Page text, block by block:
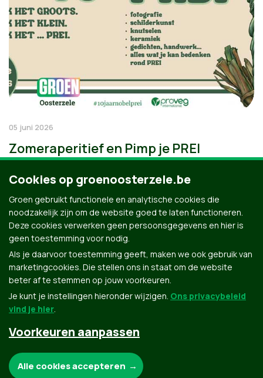
05 juni 2026
Zomeraperitief en Pimp je PREI
Groen.be
Cookies op groenoosterzele.be
Groen gebruikt functionele en analytische cookies die
noodzakelijk zijn om de website goed te laten functioneren.
Deze cookies verwerken geen persoonsgegevens en hier is
geen toestemming voor nodig.
Als je daarvoor toestemming geeft, maken we ook gebruik van
marketingcookies. Die stellen ons in staat om de website
beter af te stemmen op jouw voorkeuren.
Je kunt je instellingen hieronder wijzigen. Ons privacybeleid
vind je hier.
Voorkeuren aanpassen
Alle cookies accepteren